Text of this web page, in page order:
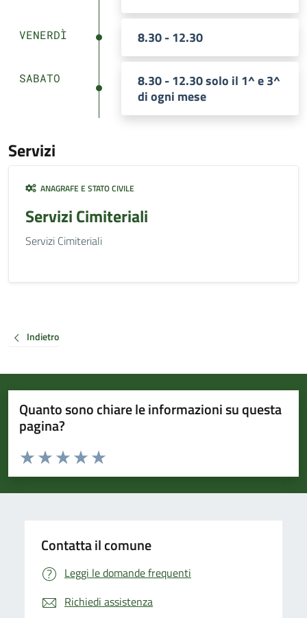
VENERDÌ 8.30 - 12.30
SABATO
8.30 - 12.30 solo il 1^ e 3^
di ogni mese
Servizi
ANAGRAFE E STATO CIVILE
Servizi Cimiteriali
Servizi Cimiteriali
Indietro
Quanto sono chiare le informazioni su questa
pagina?
Valuta da 1 a 5 stelle la pagina
Valuta 5 stelle su 5
Valuta 4 stelle su 5
Valuta 3 stelle su 5
Valuta 2 stelle su 5
Valuta 1 stelle su 5
Contatta il comune
Leggi le domande frequenti
Richiedi assistenza